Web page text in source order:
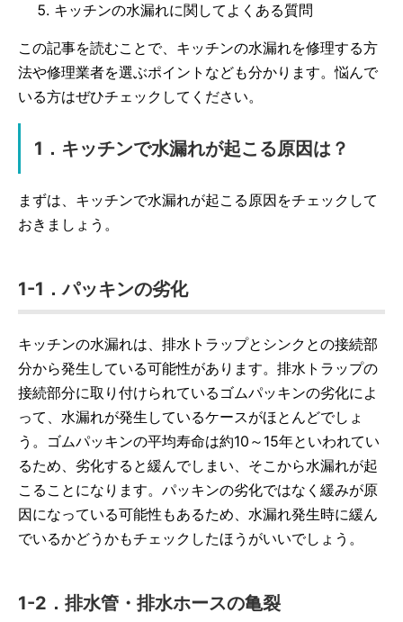
キッチンの水漏れに関してよくある質問
この記事を読むことで、キッチンの水漏れを修理する方
法や修理業者を選ぶポイントなども分かります。悩んで
いる方はぜひチェックしてください。
1．キッチンで水漏れが起こる原因は？
まずは、キッチンで水漏れが起こる原因をチェックして
おきましょう。
1-1．パッキンの劣化
キッチンの水漏れは、排水トラップとシンクとの接続部
分から発生している可能性があります。排水トラップの
接続部分に取り付けられているゴムパッキンの劣化によ
って、水漏れが発生しているケースがほとんどでしょ
う。ゴムパッキンの平均寿命は約10～15年といわれてい
るため、劣化すると緩んでしまい、そこから水漏れが起
こることになります。パッキンの劣化ではなく緩みが原
因になっている可能性もあるため、水漏れ発生時に緩ん
でいるかどうかもチェックしたほうがいいでしょう。
1-2．排水管・排水ホースの亀裂